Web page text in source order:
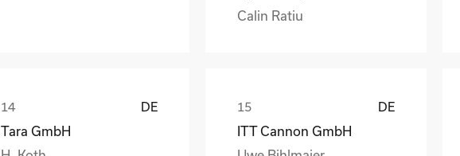
Calin Ratiu
DE
Tara GmbH
DE
ITT Cannon GmbH